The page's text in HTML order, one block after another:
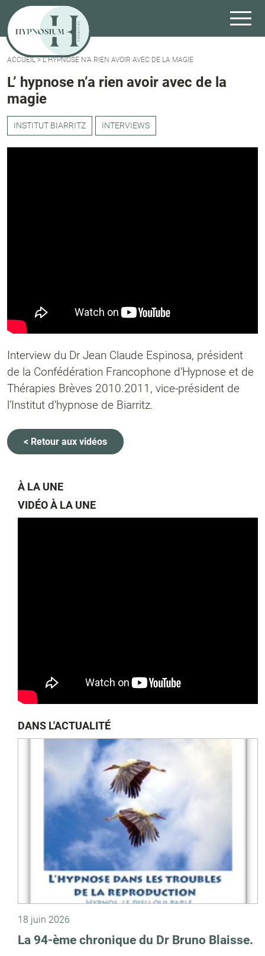
ACCUEIL>L’ HYPNOSE N’A RIEN AVOIR AVEC DE LA MAGIE
L’ hypnose n’a rien avoir avec de la
magie
INSTITUT BIARRITZ INTERVIEWS
Interview du Dr Jean Claude Espinosa, président
de la Confédération Francophone d’Hypnose et de
Thérapies Brèves 2010.2011, vice-président de
l’Institut d’hypnose de Biarritz.
< Retour aux vidéos
À LA UNE
VIDÉO À LA UNE
DANS L'ACTUALITÉ
18 juin 2026
La 94-ème chronique du Dr Bruno Blaisse.